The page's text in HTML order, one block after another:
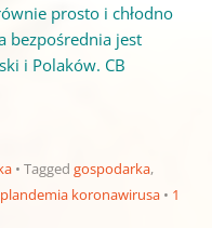
prosto i chłodno
bezpośrednia jest
i Polaków. CB
Tagged gospodarka,
plandemia koronawirusa
1